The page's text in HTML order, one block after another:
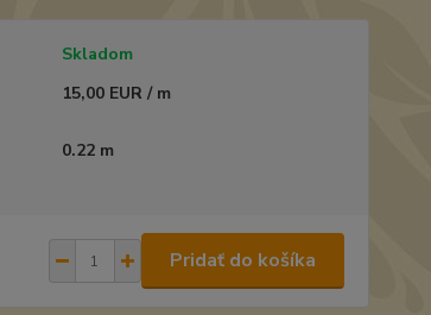
Skladom
15,00 EUR / m
0.22 m
Pridať do košíka